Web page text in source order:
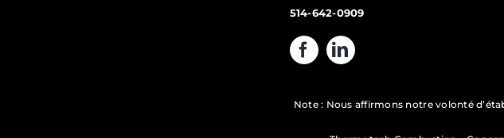
514-642-0909
Note : Nous affirmons notre volonté